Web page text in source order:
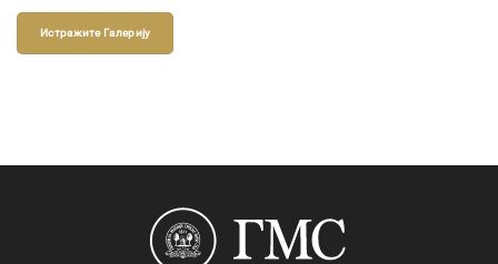
Истражите Галерију